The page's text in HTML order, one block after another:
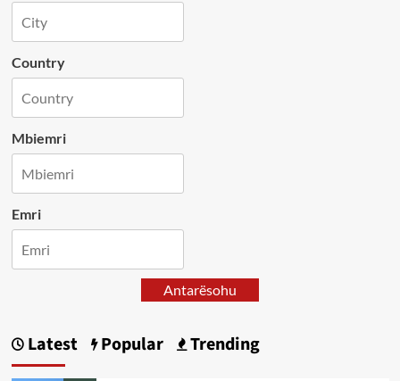
Country
Mbiemri
Emri
Antarësohu
Latest Popular Trending